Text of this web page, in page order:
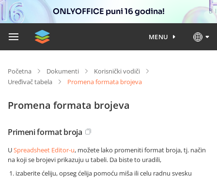
ONLYOFFICE puni 16 godina!
MENU
Početna Dokumenti
Korisnički vodiči
Uređivač tabela
Promena formata brojeva
Promena formata brojeva
Primeni format broja
USpreadsheet Editor-u, možete lako promeniti format broja, tj. način
na koji se brojevi prikazuju u tabeli. Da biste to uradili,
izaberite ćeliju, opseg ćelija pomoću miša ili celu radnu svesku